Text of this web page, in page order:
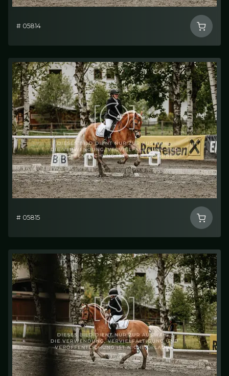
# 05814
# 05815